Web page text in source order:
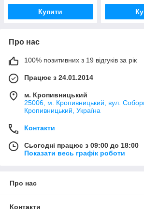
Купити
Про нас
100% позитивних з 19 відгуків за рік
Працює з 24.01.2014
м. Кропивницький
25006, м. Кропивницький, вул.
Кропивницький, Україна
Контакти
Сьогодні працює з 09:00 до 18:00
Показати весь графік роботи
Про нас
Контакти